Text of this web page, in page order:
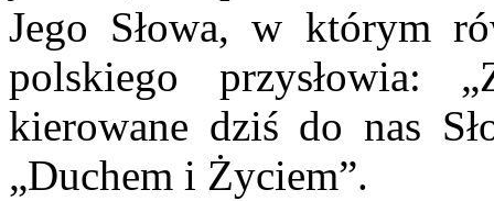
Jego Słowa, w którym
polskiego przysłowia:
kierowane dziś do nas
„Duchem i Życiem”.